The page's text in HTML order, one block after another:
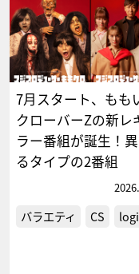
7月スタート、もも
クローバーZの新レ
ラー番組が誕生！
るタイプの2番組
バラエティ CS